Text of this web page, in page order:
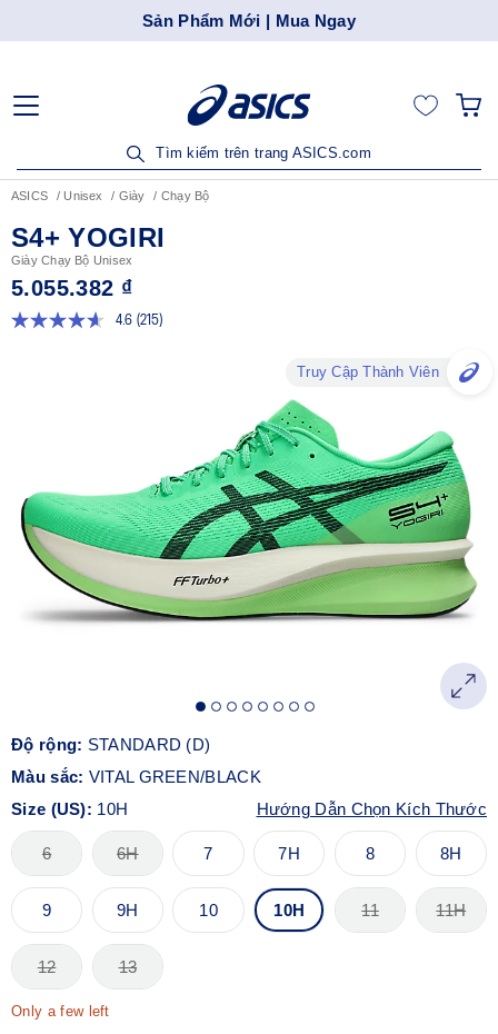
Sản Phẩm Mới | Mua Ngay
Tìm kiếm trên trang ASICS.com
ASICS Unisex Giày Chạy Bộ
S4+ YOGIRI
Giày Chạy Bộ Unisex
5.055.382 ₫
4.6 Đọc
(215)
Truy Cập Thành Viên
Độ rộng: STANDARD (D)
Màu sắc: VITAL GREEN/BLACK
Size (US): 10H Hướng Dẫn Chọn Kích Thước
6 6H 7 7H 8 8H
9 9H 10 10H 11 11H
12 13
Only a few left